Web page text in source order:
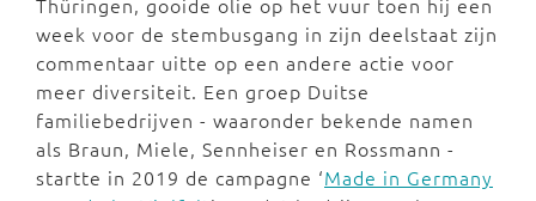
week voor de stembusgang in zijn deelstaat zijn
commentaar uitte op een andere actie voor
meer diversiteit. Een groep Duitse
familiebedrijven - waaronder bekende namen
als Braun, Miele, Sennheiser en Rossmann -
startte in 2019 de campagne ‘Made in Germany